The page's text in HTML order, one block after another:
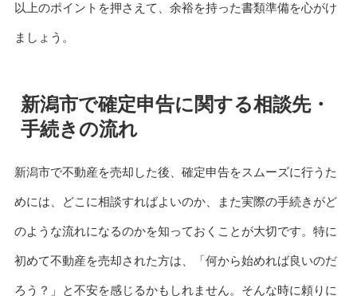
以上のポイントを押さえて、余裕を持った書類準備を心がけ
ましょう。
新潟市で確定申告に関する相談先・
手続きの流れ
新潟市で不動産を売却した後、確定申告をスムーズに行うた
めには、どこに相談すればよいのか、また実際の手続きがど
のような流れになるのかを知っておくことが大切です。特に
初めて不動産を売却された方は、「何から始めれば良いのだ
ろう？」と不安を感じるかもしれません。そんな時に頼りに